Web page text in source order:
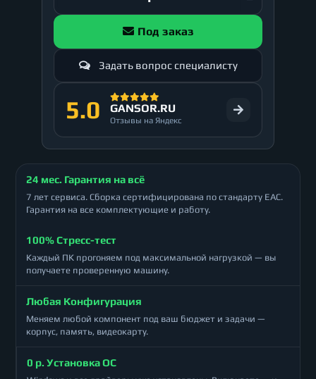
Под заказ
Задать вопрос специалисту
5.0 GANSOR.RU
Отзывы на Яндекс
24 мес. Гарантия на всё
7 лет сервиса. Сборка сертифицирована по стандарту ЕАС.
Гарантия на все комплектующие и работу.
100% Стресс-тест
Каждый ПК прогоняем под максимальной нагрузкой — вы
получаете проверенную машину.
Любая Конфигурация
Меняем любой компонент под ваш бюджет и задачи —
корпус, память, видеокарту.
0 р. Установка ОС